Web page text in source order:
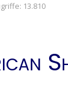
13.810